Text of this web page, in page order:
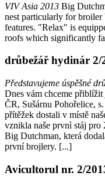
VIV Asia 2013 Big
nest particularly for broiler
features. "Relax" is
roofs which significantly
drůbežář hydinár 2/
Představujeme úspěšné
Dnes vám chceme
ČR, Sušárnu Pohořelice,
přítěžek dostali v místě
vznikla naše prvnì stáj pro
Big Dutchman, která
první brojlery. [...]
Avicultorul nr. 2/